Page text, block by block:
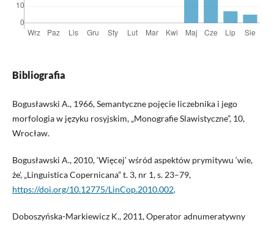
Bibliografia
Bogusławski A., 1966, Semantyczne pojęcie liczebnika i jego
morfologia w języku rosyjskim, „Monografie Slawistyczne”, 10,
Wrocław.
Bogusławski A., 2010, ‘Więcej’ wśród aspektów prymitywu ‘wie,
że’, „Linguistica Copernicana” t. 3, nr 1, s. 23–79,
https://doi.org/10.12775/LinCop.2010.002.
Doboszyńska-Markiewicz K., 2011, Operator adnumeratywny